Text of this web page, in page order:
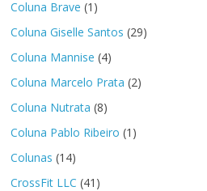
Coluna Brave (1)
Coluna Giselle Santos (29)
Coluna Mannise (4)
Coluna Marcelo Prata (2)
Coluna Nutrata (8)
Coluna Pablo Ribeiro (1)
Colunas (14)
CrossFit LLC (41)